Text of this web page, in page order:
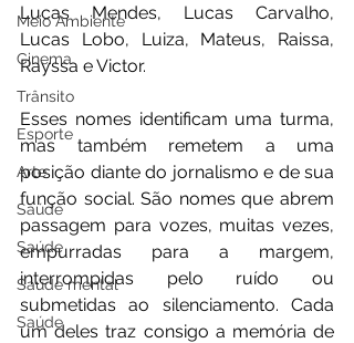
Meio Ambiente
Cinema
Trânsito
Esporte
Arte
Saúde
Saúde
Saúde mental
Saúde
Lucas Mendes, Lucas Carvalho,
Lucas Lobo, Luiza, Mateus, Raissa,
Rayssa e Victor.
Esses nomes identificam uma turma,
mas também remetem a uma
posição diante do jornalismo e de sua
função social. São nomes que abrem
passagem para vozes, muitas vezes,
empurradas para a margem,
interrompidas pelo ruído ou
submetidas ao silenciamento. Cada
um deles traz consigo a memória de